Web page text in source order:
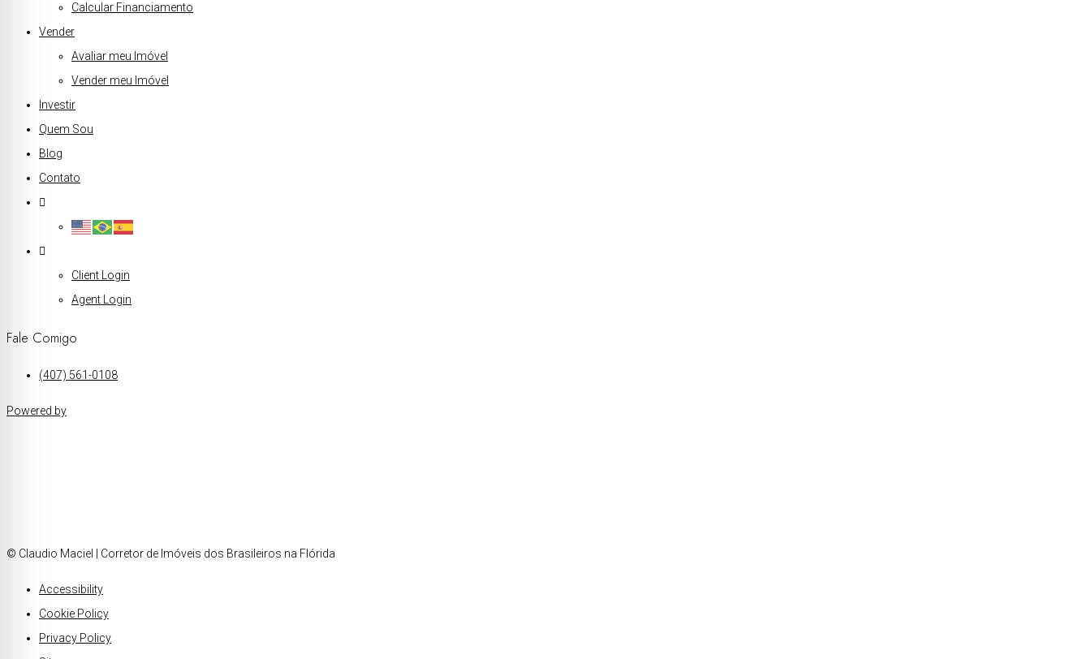
Calcular Financiamento
Vender
Avaliar meu Imóvel
Vender meu Imóvel
Investir
Quem Sou
Blog
Contato
Client Login
Agent Login
Fale Comigo
(407) 561-0108
Powered by
© Claudio Maciel | Corretor de Imóveis dos Brasileiros na Flórida
Accessibility
Cookie Policy
Privacy Policy